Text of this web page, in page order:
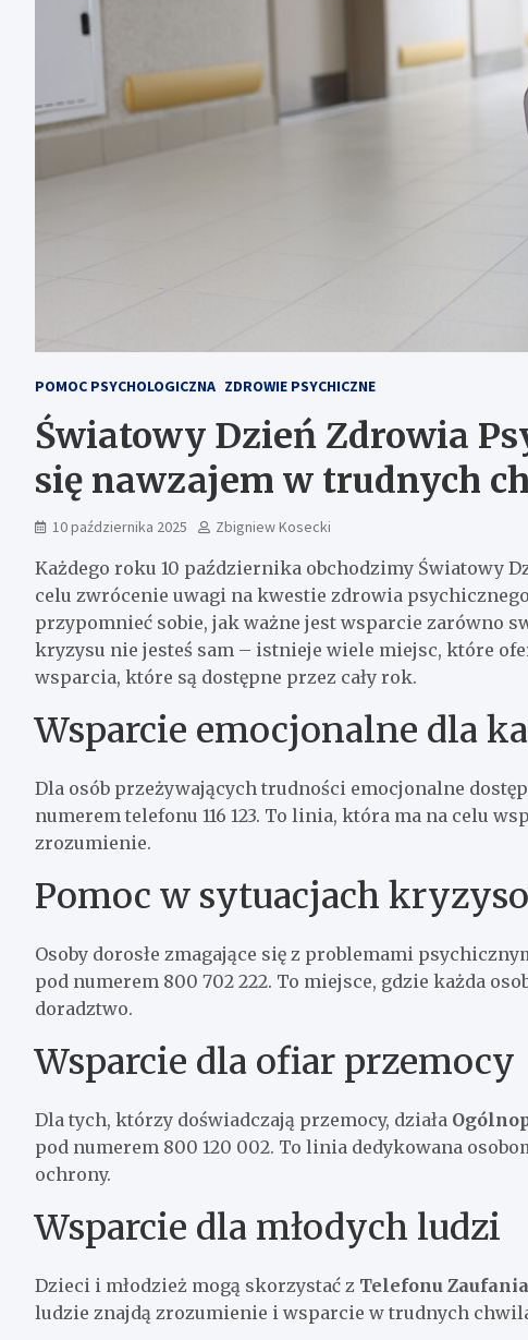
POMOC PSYCHOLOGICZNA ZDROWIE PSYCHICZNE
Światowy Dzień Zdrowia
się nawzajem w trudnych
10 października 2025 Zbigniew Kosecki
Każdego roku 10 października obchodzimy Światowy
celu zwrócenie uwagi na kwestie zdrowia
przypomnieć sobie, jak ważne jest wsparcie zarówno
kryzysu nie jesteś sam – istnieje wiele miejsc, które
wsparcia, które są dostępne przez cały rok.
Wsparcie emocjonalne dla
Dla osób przeżywających trudności emocjonalne
numerem telefonu 116 123. To linia, która ma na celu
zrozumienie.
Pomoc w sytuacjach
Osoby dorosłe zmagające się z problemami
pod numerem 800 702 222. To miejsce, gdzie każda
doradztwo.
Wsparcie dla ofiar przemocy
Dla tych, którzy doświadczają przemocy, działa
pod numerem 800 120 002. To linia dedykowana
ochrony.
Wsparcie dla młodych ludzi
Dzieci i młodzież mogą skorzystać z Telefonu Zaufania
ludzie znajdą zrozumienie i wsparcie w trudnych